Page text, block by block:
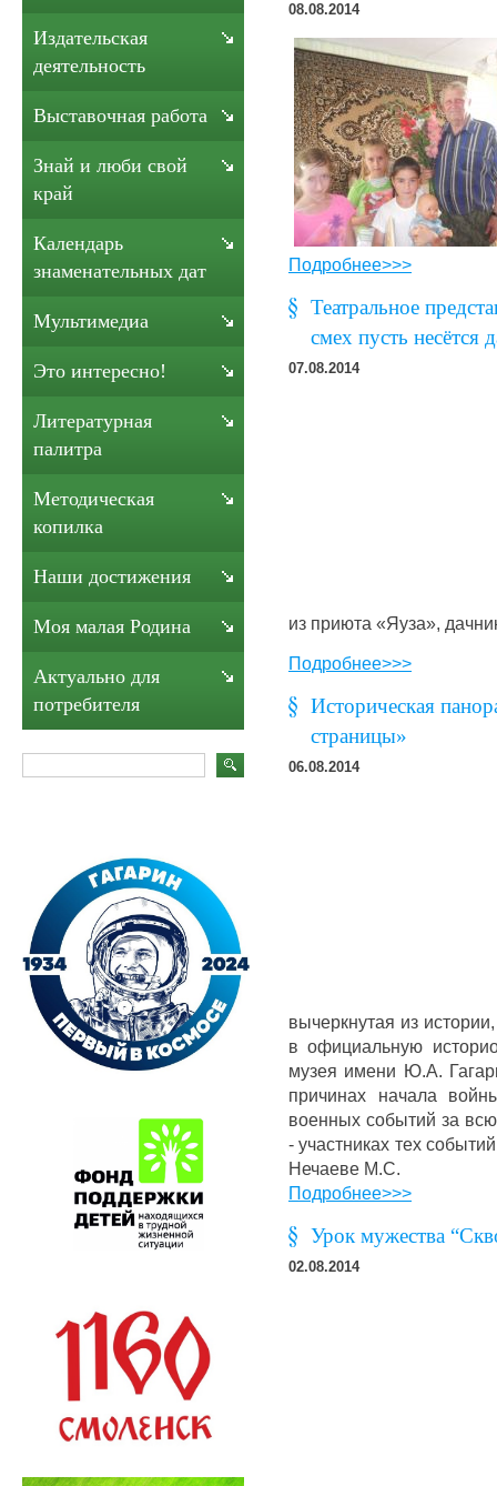
08.08.2014
Подробнее>>>
Театральное
смех пусть несётся
07.08.2014
из приюта «Яуза»,
Подробнее>>>
Историческая
страницы»
06.08.2014
вычеркнутая из
в официальную
музея имени Ю.А.
причинах начала
военных событий за
- участниках тех
Нечаеве М.С.
Подробнее>>>
Урок мужества
02.08.2014
Издательская
деятельность
Выставочная работа
Знай и люби свой
край
Календарь
знаменательных дат
Мультимедиа
Это интересно!
Литературная
палитра
Методическая
копилка
Наши достижения
Моя малая Родина
Актуально для
потребителя